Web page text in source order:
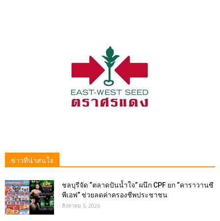
ข่าวที่น่าสนใจ
ชลบุรีจัด “ตลาดปันน้ำใจ” ผนึก CPF ยก “คาราวานซี
พีเอฟ” ช่วยลดค่าครองชีพประชาชน
สิงหาคม 5, 2026